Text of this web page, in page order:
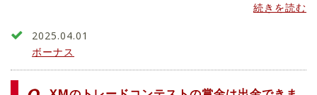
続きを読む
2025.04.01
ボーナス